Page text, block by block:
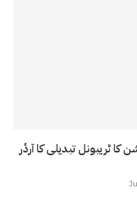
کا ٹریبونل تبدیلی کا آرڈر